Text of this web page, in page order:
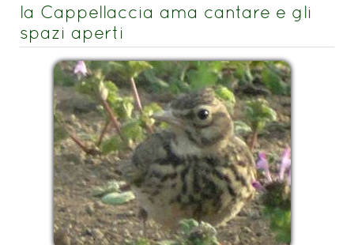
la Cappellaccia ama cantare e gli
spazi aperti